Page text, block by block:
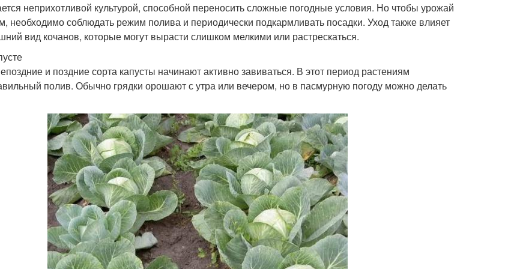
неприхотливой культурой, способной переносить сложные погодные условия. Но чтобы урожай
необходимо соблюдать режим полива и периодически подкармливать посадки. Уход также влияет
вид кочанов, которые могут вырасти слишком мелкими или растрескаться.
и поздние сорта капусты начинают активно завиваться. В этот период растениям
полив. Обычно грядки орошают с утра или вечером, но в пасмурную погоду можно делать